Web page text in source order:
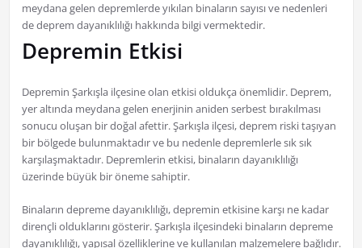
meydana gelen depremlerde yıkılan binaların sayısı ve nedenleri
de deprem dayanıklılığı hakkında bilgi vermektedir.
Depremin Etkisi
Depremin Şarkışla ilçesine olan etkisi oldukça önemlidir. Deprem,
yer altında meydana gelen enerjinin aniden serbest bırakılması
sonucu oluşan bir doğal afettir. Şarkışla ilçesi, deprem riski taşıyan
bir bölgede bulunmaktadır ve bu nedenle depremlerle sık sık
karşılaşmaktadır. Depremlerin etkisi, binaların dayanıklılığı
üzerinde büyük bir öneme sahiptir.
Binaların depreme dayanıklılığı, depremin etkisine karşı ne kadar
dirençli olduklarını gösterir. Şarkışla ilçesindeki binaların depreme
dayanıklılığı, yapısal özelliklerine ve kullanılan malzemelere bağlıdır.